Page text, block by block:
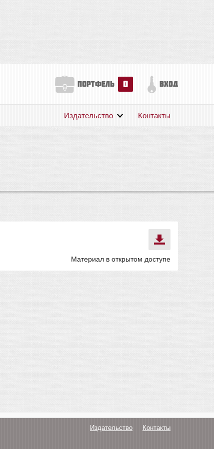
портфель 0 вход
Издательство Контакты
Материал в открытом доступе
Издательство Контакты